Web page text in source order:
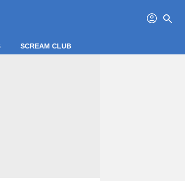
profil search
SCREAM CLUB